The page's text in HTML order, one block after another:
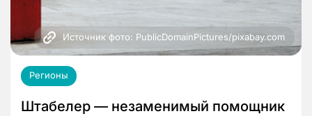
Источник фото: PublicDomainPictures/pixabay.com
Регионы
Штабелер — незаменимый помощник